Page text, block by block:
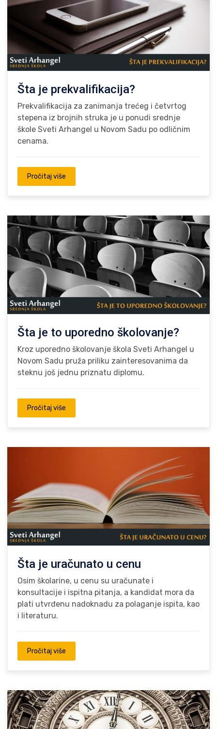
Šta je prekvalifikacija?
Prekvalifikacija za zanimanja trećeg i četvrtog
stepena iz brojnih struka je u ponudi srednje
škole Sveti Arhangel u Novom Sadu po odličnim
cenama.
Pročitaj više
Šta je to uporedno školovanje?
Kroz uporedno školovanje škola Sveti Arhangel u
Novom Sadu pruža priliku zainteresovanima da
steknu još jednu priznatu diplomu.
Pročitaj više
Šta je uračunato u cenu
Osim školarine, u cenu su uračunate i
konsultacije i ispitna pitanja, a kandidat mora da
plati utvrđenu nadoknadu za polaganje ispita, kao
i literaturu.
Pročitaj više